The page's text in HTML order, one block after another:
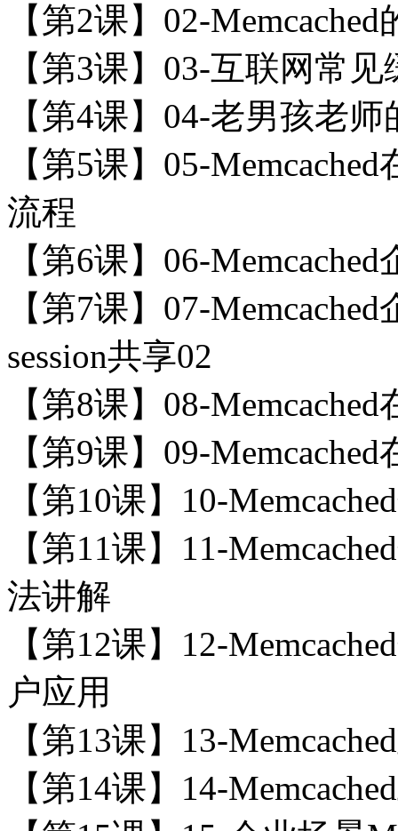
【第2课】02-Memcached
【第3课】03-互联网常
【第4课】04-老男孩老
【第5课】05-
流程
【第6课】06-
【第7课】07-
session共享02
【第8课】08-
【第9课】09-
【第10课】10-
【第11课】11-
法讲解
【第12课】12-
户应用
【第13课】13-
【第14课】14-